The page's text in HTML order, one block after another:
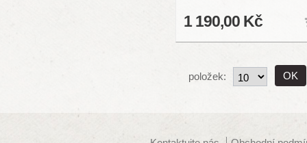
1 190,00 Kč
položek: